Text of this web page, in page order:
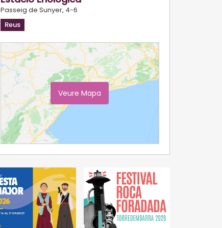
Passeig de Sunyer, 4-6
Reus
Veure Mapa